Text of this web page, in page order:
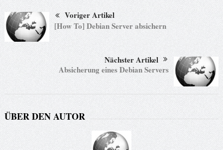
Voriger Artikel
[How To] Debian Server absichern
Nächster Artikel
Absicherung eines Debian Servers
ÜBER DEN AUTOR